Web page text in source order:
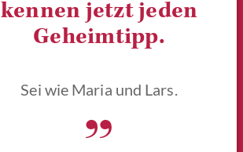
kennen jetzt jeden
Geheimtipp.
Sei wie Maria und Lars.
„